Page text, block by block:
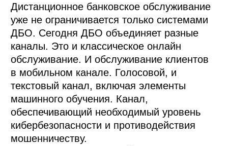
Дистанционное банковское обслуживание
уже не ограничивается только системами
ДБО. Сегодня ДБО объединяет разные
каналы. Это и классическое онлайн
обслуживание. И обслуживание клиентов
в мобильном канале. Голосовой, и
текстовый канал, включая элементы
машинного обучения. Канал,
обеспечивающий необходимый уровень
кибербезопасности и противодействия
мошенничеству.